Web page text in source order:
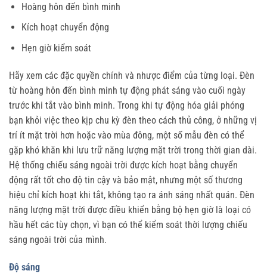
Hoàng hôn đến bình minh
Kích hoạt chuyển động
Hẹn giờ kiểm soát
Hãy xem các đặc quyền chính và nhược điểm của từng loại. Đèn
từ hoàng hôn đến bình minh tự động phát sáng vào cuối ngày
trước khi tắt vào bình minh. Trong khi tự động hóa giải phóng
bạn khỏi việc theo kịp chu kỳ đèn theo cách thủ công, ở những vị
trí ít mặt trời hơn hoặc vào mùa đông, một số mẫu đèn có thể
gặp khó khăn khi lưu trữ năng lượng mặt trời trong thời gian dài.
Hệ thống chiếu sáng ngoài trời được kích hoạt bằng chuyển
động rất tốt cho độ tin cậy và bảo mật, nhưng một số thương
hiệu chỉ kích hoạt khi tắt, không tạo ra ánh sáng nhất quán. Đèn
năng lượng mặt trời được điều khiển bằng bộ hẹn giờ là loại có
hầu hết các tùy chọn, vì bạn có thể kiểm soát thời lượng chiếu
sáng ngoài trời của mình.
Độ sáng